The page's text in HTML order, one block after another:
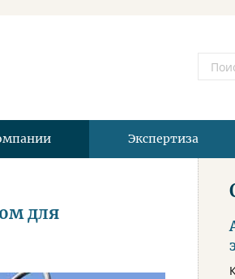
Экспертиза
для